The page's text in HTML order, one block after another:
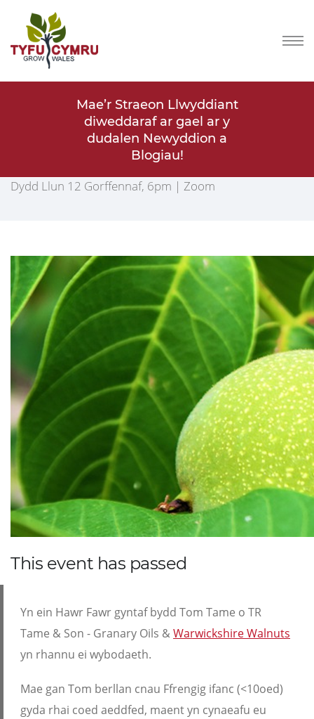
Mae’r Straeon Llwyddiant
diweddaraf ar gael ar y
dudalen Newyddion a
Blogiau!
Awr Fawr Gnau
Dydd Llun 12 Gorffennaf, 6pm | Zoom
This event has passed
Yn ein Hawr Fawr gyntaf bydd Tom Tame o TR
Tame & Son - Granary Oils &Warwickshire Walnuts
yn rhannu ei wybodaeth.
Mae gan Tom berllan cnau Ffrengig ifanc (<10oed)
gyda rhai coed aeddfed, maent yn cynaeafu eu